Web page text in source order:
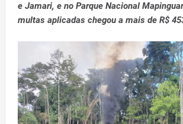
e Jamari, e no Parque Nacional
multas aplicadas chegou a mais de R$